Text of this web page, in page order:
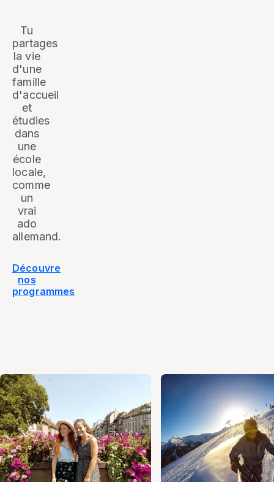
Tu
partages
la vie
d'une
famille
d'accueil
et
étudies
dans
une
école
locale,
comme
un
vrai
ado
allemand.
Découvre
nos
programmes